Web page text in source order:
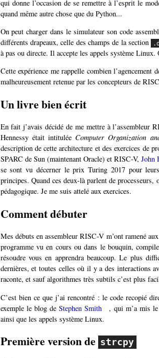
qui donne l’occasion de se remettre à l’esprit le
quand même autre chose que du Python...
On peut charger dans le simulateur son code
différents drapeaux, celle des champs de la section
à pas ou directe. Il accepte les appels système Linux.
Cette expérience me rappelle combien l’agencement
malheureusement retenue par les concepteurs de
Un livre bien écrit
En fait j’avais décidé de me mettre à l’assembleur
Hennessy était intitulée Computer Organization
description de cette architecture et des exercices de
SPARC de Sun (maintenant Oracle) et RISC-V, John
se sont vu décerner le prix Turing 2017 pour
principes. Quand ces deux-là parlent de
pédagogique. Je me suis attelé aux exercices.
Comment débuter
Mes débuts en assembleur RISC-V m’ont ramené
programme vu en cours ou dans le bouquin,
résoudre vous en apprendra beaucoup. Le plus
dernières, et toutes celles où il y a des interactions
raconte, et sauf algorithmes très subtils c’est plus
C’est bien ce que j’ai rencontré : le code recopié
exemple le blog deStephen Smith , qui m’a mis
ainsi que les appels système Linux.
Première version de strcpy